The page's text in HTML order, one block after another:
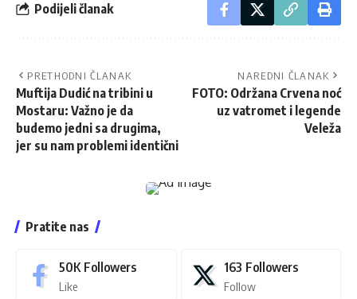
Podijeli članak
PRETHODNI ČLANAK
Muftija Dudić na tribini u
Mostaru: Važno je da
budemo jedni sa drugima,
jer su nam problemi identični
NAREDNI ČLANAK
FOTO: Održana Crvena noć
uz vatromet i legende
Veleža
Pratite nas
50K Followers
Like
163 Followers
Follow